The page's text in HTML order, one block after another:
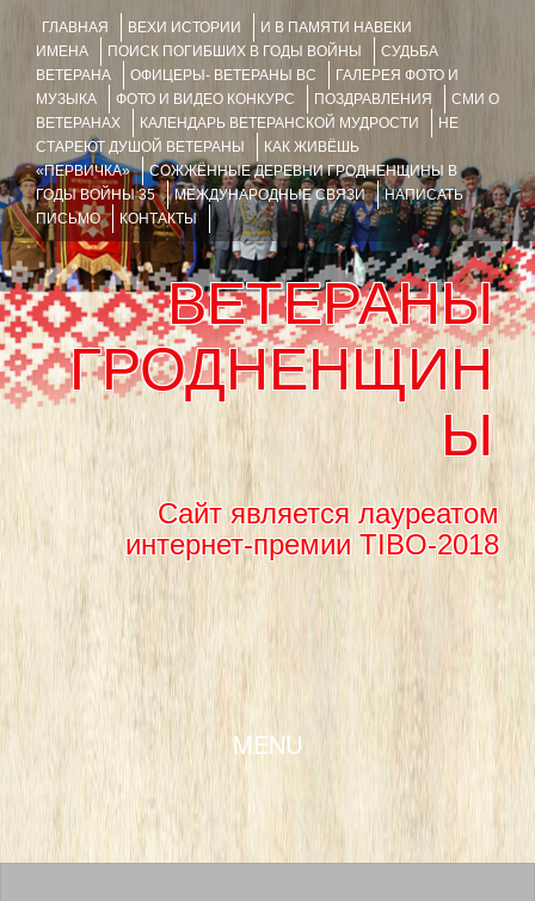
ГЛАВНАЯ ВЕХИ ИСТОРИИ
И В ПАМЯТИ НАВЕКИ
ИМЕНА
ПОИСК ПОГИБШИХ В ГОДЫ ВОЙНЫ
СУДЬБА
ВЕТЕРАНА
ОФИЦЕРЫ- ВЕТЕРАНЫ ВС
ГАЛЕРЕЯ ФОТО И
МУЗЫКА
ФОТО И ВИДЕО КОНКУРС ПОЗДРАВЛЕНИЯ
СМИ О
ВЕТЕРАНАХ
КАЛЕНДАРЬ ВЕТЕРАНСКОЙ МУДРОСТИ
НЕ
СТАРЕЮТ ДУШОЙ ВЕТЕРАНЫ
КАК ЖИВЁШЬ
«ПЕРВИЧКА»
СОЖЖЁННЫЕ ДЕРЕВНИ ГРОДНЕНЩИНЫ В
ГОДЫ ВОЙНЫ 35
МЕЖДУНАРОДНЫЕ СВЯЗИ
НАПИСАТЬ
ПИСЬМО
КОНТАКТЫ
ВЕТЕРАНЫ
ГРОДНЕНЩИН
Ы
Сайт является лауреатом
интернет-премии TIBO-2018
MENU